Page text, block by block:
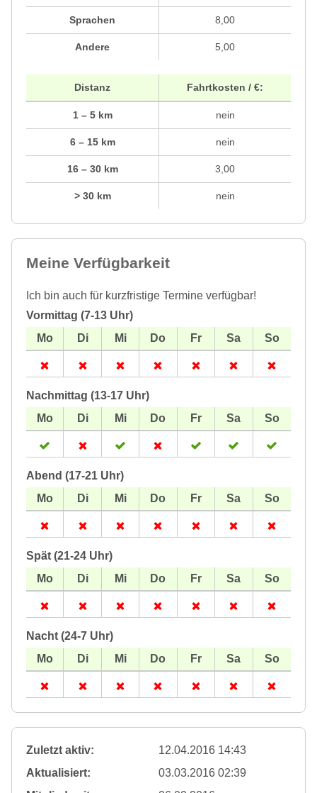
Sprachen
Andere
8,00
5,00
Distanz
1 – 5 km
6 – 15 km
16 – 30 km
> 30 km
Fahrtkosten / €:
nein
nein
3,00
nein
Meine Verfügbarkeit
Ich bin auch für kurzfristige Termine verfügbar!
Vormittag (7-13 Uhr)
Nachmittag (13-17 Uhr)
Abend (17-21 Uhr)
Spät (21-24 Uhr)
Nacht (24-7 Uhr)
Zuletzt aktiv:
12.04.2016 14:43
Aktualisiert:
03.03.2016 02:39